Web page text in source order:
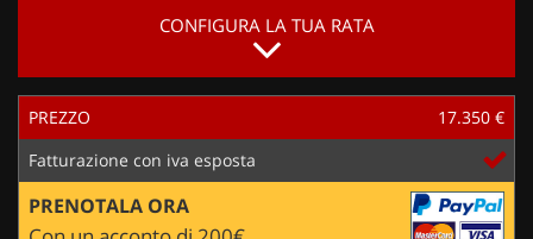
CONFIGURA LA TUA RATA
PREZZO
17.350 €
Fatturazione con iva esposta
PRENOTALA ORA